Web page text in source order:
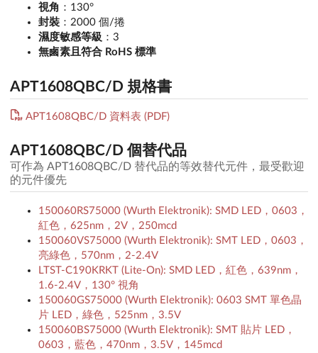
視角 ：130°
封裝 ：2000 個/捲
濕度敏感等級 ：3
無鹵素且符合 RoHS 標準
APT1608QBC/D 規格書
APT1608QBC/D 資料表 (PDF)
APT1608QBC/D 個替代品
可作為 APT1608QBC/D 替代品的等效替代元件，最受歡迎
的元件優先
150060RS75000 (Wurth Elektronik): SMD LED，0603，
紅色，625nm，2V，250mcd
150060VS75000 (Wurth Elektronik): SMT LED，0603，
亮綠色，570nm，2-2.4V
LTST-C190KRKT (Lite-On): SMD LED，紅色，639nm，
1.6-2.4V，130° 視角
150060GS75000 (Wurth Elektronik): 0603 SMT 單色晶
片 LED，綠色，525nm，3.5V
150060BS75000 (Wurth Elektronik): SMT 貼片 LED，
0603，藍色，470nm，3.5V，145mcd